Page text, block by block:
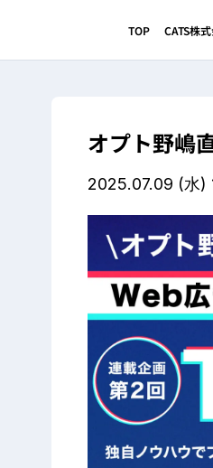
TOP CATS株
オプト野嶋
2025.07.09 (水)